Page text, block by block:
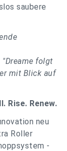
saubere
"Dreame folgt
mit Blick auf
Rise. Renew.
neu
Roller
-